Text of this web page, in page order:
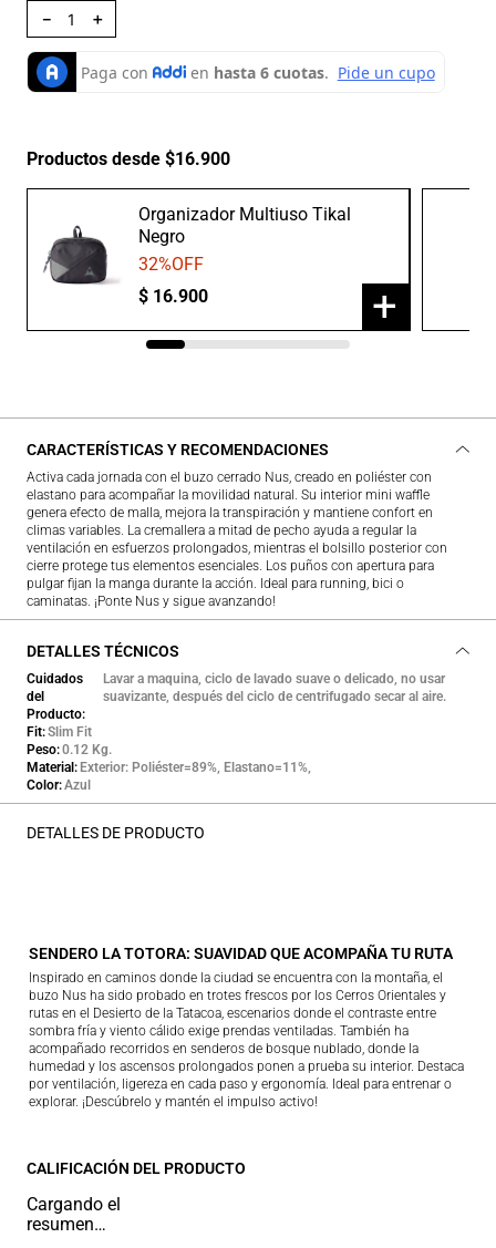
＋
－
Productos desde $16.900
Organizador Multiuso Tikal
Negro
32%OFF
$ 16.900 +
CARACTERÍSTICAS Y RECOMENDACIONES
Activa cada jornada con el buzo cerrado Nus, creado en poliéster con
elastano para acompañar la movilidad natural. Su interior mini waffle
genera efecto de malla, mejora la transpiración y mantiene confort en
climas variables. La cremallera a mitad de pecho ayuda a regular la
ventilación en esfuerzos prolongados, mientras el bolsillo posterior con
cierre protege tus elementos esenciales. Los puños con apertura para
pulgar fijan la manga durante la acción. Ideal para running, bici o
caminatas. ¡Ponte Nus y sigue avanzando!
DETALLES TÉCNICOS
Cuidados
del
Producto
Lavar a maquina, ciclo de lavado suave o delicado, no usar
suavizante, después del ciclo de centrifugado secar al aire.
Fit Slim Fit
Peso 0.12 Kg.
Material
Exterior: Poliéster=89%, Elastano=11%,
Color Azul
DETALLES DE PRODUCTO
SENDERO LA TOTORA: SUAVIDAD QUE ACOMPAÑA TU RUTA
Inspirado en caminos donde la ciudad se encuentra con la montaña, el
buzo Nus ha sido probado en trotes frescos por los Cerros Orientales y
rutas en el Desierto de la Tatacoa, escenarios donde el contraste entre
sombra fría y viento cálido exige prendas ventiladas. También ha
acompañado recorridos en senderos de bosque nublado, donde la
humedad y los ascensos prolongados ponen a prueba su interior. Destaca
por ventilación, ligereza en cada paso y ergonomía. Ideal para entrenar o
explorar. ¡Descúbrelo y mantén el impulso activo!
CALIFICACIÓN DEL PRODUCTO
Cargando el
resumen…